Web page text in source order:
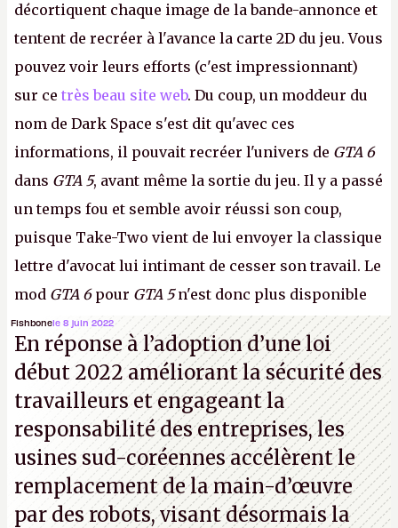
décortiquent chaque image de la bande-annonce et
tentent de recréer à l'avance la carte 2D du jeu. Vous
pouvez voir leurs efforts (c'est impressionnant)
sur ce très beau site web. Du coup, un moddeur du
nom de Dark Space s'est dit qu'avec ces
informations, il pouvait recréer l'univers de GTA 6
dans GTA 5, avant même la sortie du jeu. Il y a passé
un temps fou et semble avoir réussi son coup,
puisque Take-Two vient de lui envoyer la classique
lettre d'avocat lui intimant de cesser son travail. Le
mod GTA 6pour GTA 5n'est donc plus disponible
au téléchargement. Vous pouvez encore en voir
quelques bribes surcette vidéo YouTube.A.
Fishbonele 8 juin 2022
En réponse à l’adoption d’une loi
début 2022 améliorant la sécurité des
travailleurs et engageant la
responsabilité des entreprises, les
usines sud-coréennes accélèrent le
remplacement de la main-d’œuvre
par des robots, visant désormais la